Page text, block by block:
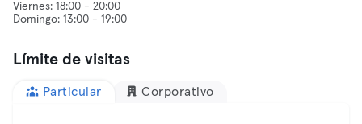
Viernes: 18:00 - 20:00
Límite de visitas
Particular Corporativo